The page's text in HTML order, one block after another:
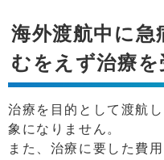
海外渡航中に
むをえず治療を
治療を目的として渡航
象になりません。
また、治療に要した費